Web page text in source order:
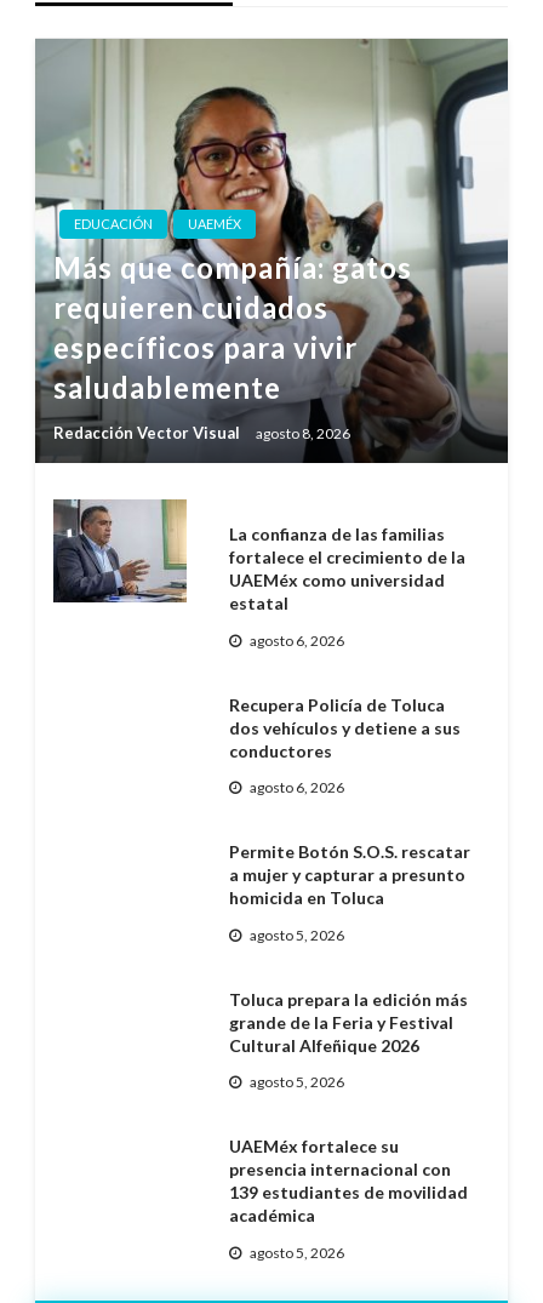
EDUCACIÓN UAEMÉX
Más que compañía: gatos
requieren cuidados
específicos para vivir
saludablemente
Redacción Vector Visual agosto 8, 2026
La confianza de las familias
fortalece el crecimiento de la
UAEMéx como universidad
estatal
agosto 6, 2026
Recupera Policía de Toluca
dos vehículos y detiene a sus
conductores
agosto 6, 2026
Permite Botón S.O.S. rescatar
a mujer y capturar a presunto
homicida en Toluca
agosto 5, 2026
Toluca prepara la edición más
grande de la Feria y Festival
Cultural Alfeñique 2026
agosto 5, 2026
UAEMéx fortalece su
presencia internacional con
139 estudiantes de movilidad
académica
agosto 5, 2026